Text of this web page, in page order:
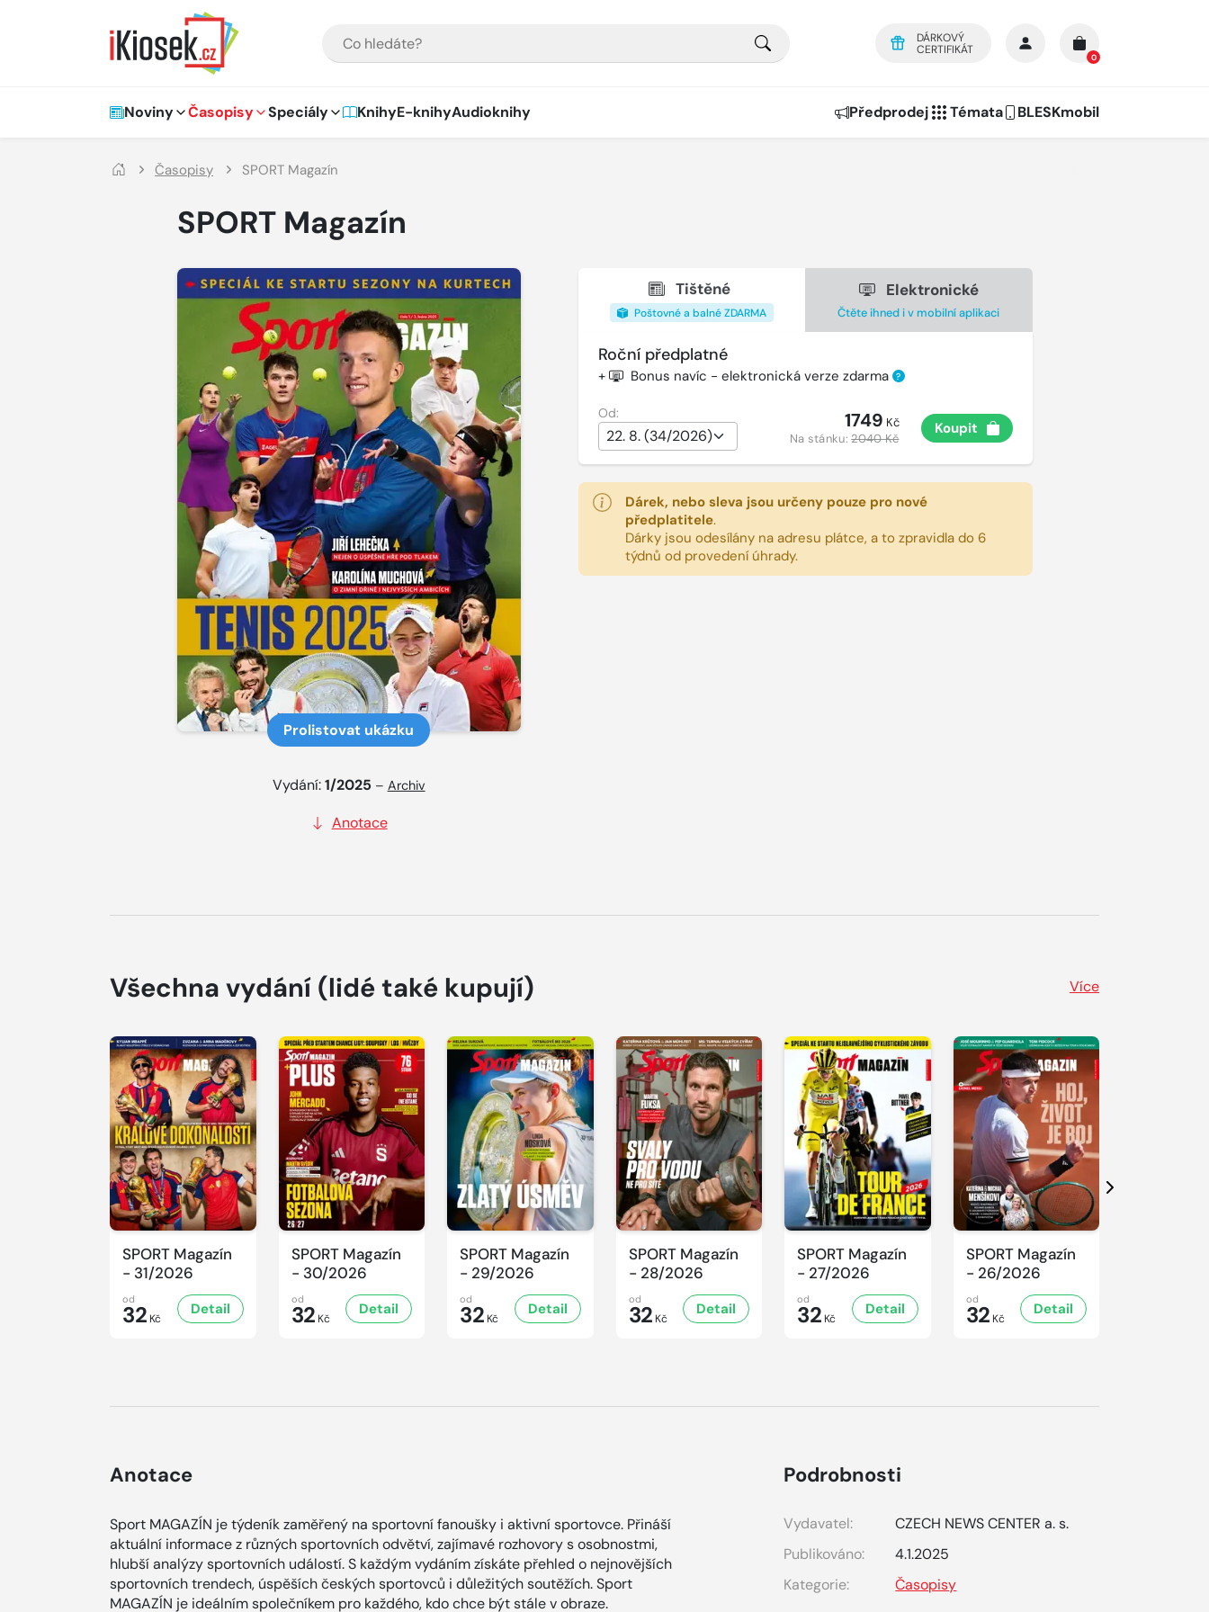
DÁRKOVÝ
CERTIFIKÁT
0
Hlavní navigace
Noviny Časopisy Speciály KnihyE-knihyAudioknihy Předprodej Témata BLESKmobil
Časopisy SPORT Magazín
SPORT Magazín
Prolistovat ukázku
Vydání:1/2025 – Archiv
Anotace
Tištěné
Poštovné a balné ZDARMA
Elektronické
Čtěte ihned i v mobilní aplikaci
Roční předplatné
+ Bonus navíc - elektronická verze zdarma ?
Od: 1749 Kč
Na stánku:2040 Kč
Koupit
Dárek, nebo sleva jsou určeny pouze pro nové
předplatitele.
Dárky jsou odesílány na adresu plátce, a to zpravidla do 6
týdnů od provedení úhrady.
Všechna vydání (lidé také kupují) Více
SPORT Magazín
- 31/2026
od
32 Kč
Detail
SPORT Magazín
- 30/2026
od
32 Kč
Detail
SPORT Magazín
- 29/2026
od
32 Kč
Detail
SPORT Magazín
- 28/2026
od
32 Kč
Detail
SPORT Magazín
- 27/2026
od
32 Kč
Detail
SPORT Magazín
- 26/2026
od
32 Kč
Detail
Další
Anotace
Sport MAGAZÍN je týdeník zaměřený na sportovní fanoušky i aktivní sportovce. Přináší
aktuální informace z různých sportovních odvětví, zajímavé rozhovory s osobnostmi,
hlubší analýzy sportovních událostí. S každým vydáním získáte přehled o nejnovějších
sportovních trendech, úspěších českých sportovců i důležitých soutěžích. Sport
MAGAZÍN je ideálním společníkem pro každého, kdo chce být stále v obraze.
Podrobnosti
Vydavatel:
CZECH NEWS CENTER a. s.
Publikováno:
4.1.2025
Kategorie:
Časopisy